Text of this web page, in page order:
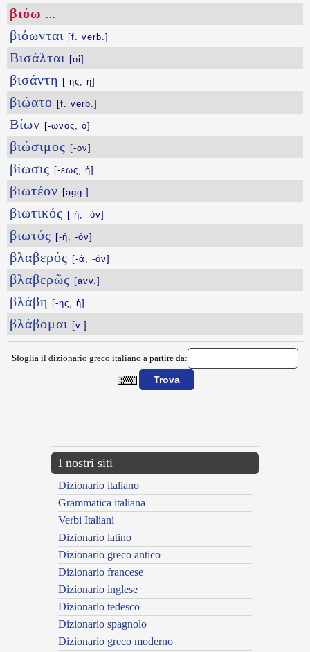
βιόω ...
βιόωνται [f. verb.]
Βισάλται [οἱ]
βισάντη [-ης, ἡ]
βιῴατο [f. verb.]
Βίων [-ωνος, ὁ]
βιώσιμος [-ον]
βίωσις [-εως, ἡ]
βιωτέον [agg.]
βιωτικός [-ή, -όν]
βιωτός [-ή, -όν]
βλαβερός [-ά, -όν]
βλαβερῶς [avv.]
βλάβη [-ης, ἡ]
βλάβομαι [v.]
Sfoglia il dizionario greco italiano a partire da:
I nostri siti
Dizionario italiano
Grammatica italiana
Verbi Italiani
Dizionario latino
Dizionario greco antico
Dizionario francese
Dizionario inglese
Dizionario tedesco
Dizionario spagnolo
Dizionario greco moderno